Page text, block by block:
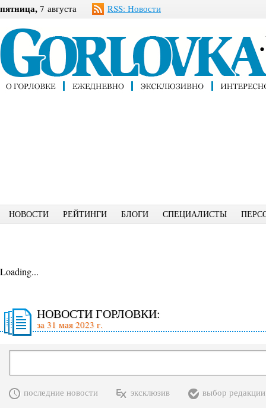
пятница, 7 августа RSS: Новости
НОВОСТИ РЕЙТИНГИ БЛОГИ СПЕЦИАЛИСТЫ
Loading...
НОВОСТИ ГОРЛОВКИ:
за 31 мая 2023 г.
последние новости эксклюзив выбор редакции